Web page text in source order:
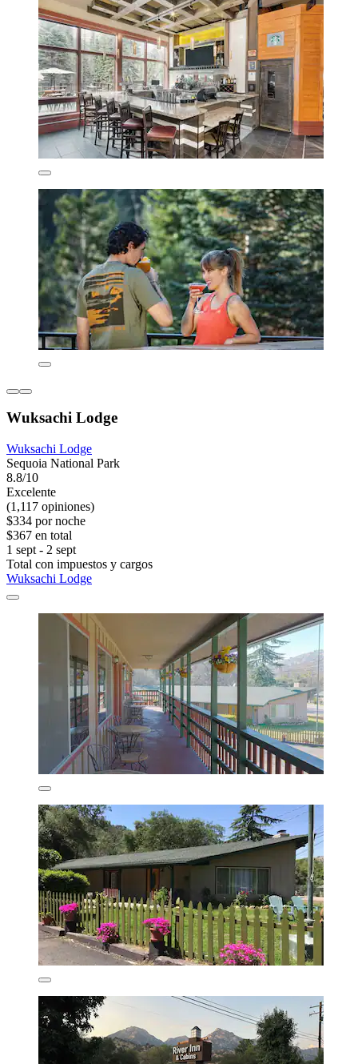
Wuksachi Lodge
Wuksachi Lodge
Sequoia National Park
8.8/10
Excelente
(1,117 opiniones)
$334 por noche
$367 en total
1 sept - 2 sept
Total con impuestos y cargos
Wuksachi Lodge